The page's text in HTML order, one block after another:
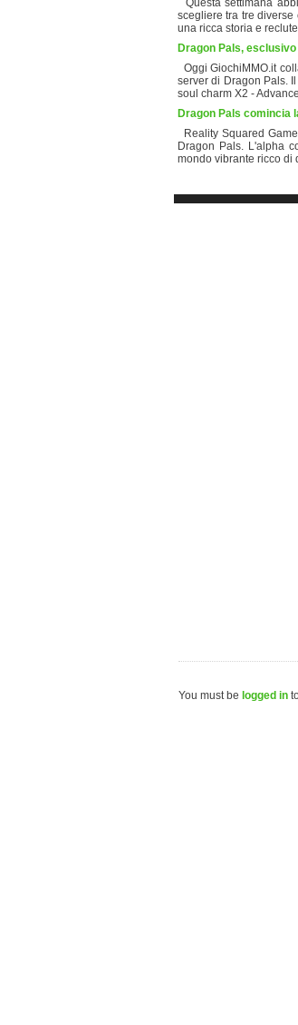
Questa settimana
scegliere tra tre
una ricca storia e
Dragon Pals,
Oggi GiochiMMO.it
server di Dragon Pals.
soul charm X2 -
Dragon Pals comincia
Reality Squared
Dragon Pals. L'alpha
mondo vibrante ricco di
You must be logged in